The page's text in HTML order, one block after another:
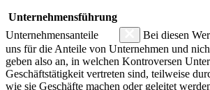
Unternehmensführung
Unternehmensanteile
Bei diesen
uns für die Anteile von Unternehmen und
geben also an, in welchen Kontroversen
Geschäftstätigkeit vertreten sind, teilweise
wie sie Geschäfte machen oder geleitet